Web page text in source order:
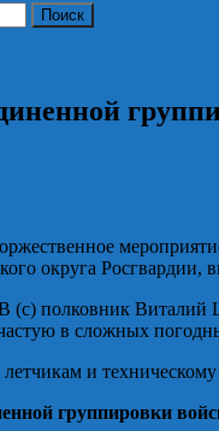
округа Росгвардии,
(с) полковник Виталий
в сложных
и техническому
группировки